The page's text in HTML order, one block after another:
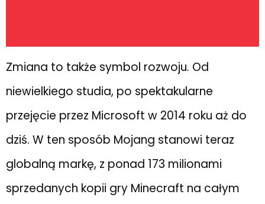
Zmiana to także symbol rozwoju. Od
niewielkiego studia, po spektakularne
przejęcie przez Microsoft w 2014 roku aż do
dziś. W ten sposób Mojang stanowi teraz
globalną markę, z ponad 173 milionami
sprzedanych kopii gry Minecraft na całym